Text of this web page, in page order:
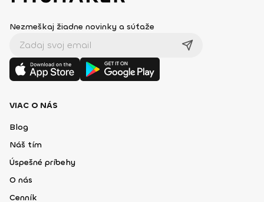
Nezmeškaj žiadne novinky a súťaže
VIAC O NÁS
Blog
Náš tím
Úspešné príbehy
O nás
Cenník